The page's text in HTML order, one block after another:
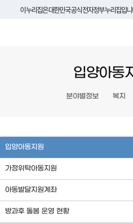
이 누리집은 대한민국 공식 전자정부 누리집입
입양아동
분야별정보 복지
입양아동지원
가정위탁아동지원
아동발달지원계좌
방과후 돌봄 운영 현황